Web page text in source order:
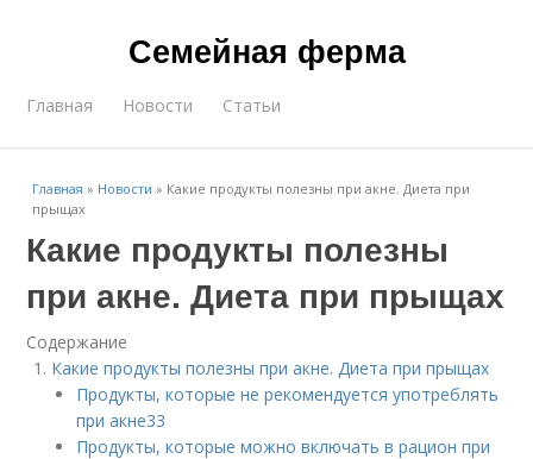
Семейная ферма
Главная Новости Статьи
Главная » Новости » Какие продукты полезны при акне. Диета при
прыщах
Какие продукты полезны
при акне. Диета при прыщах
Содержание
Какие продукты полезны при акне. Диета при прыщах
Продукты, которые не рекомендуется употреблять
при акне33
Продукты, которые можно включать в рацион при